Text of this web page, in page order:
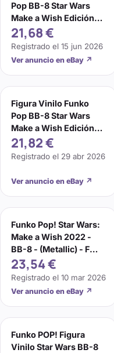
Pop BB-8 Star Wars
Make a Wish Edición
SE - Nuevo en caja
21,68 €
Registrado el 15 jun 2026
Ver anuncio en eBay ↗
Figura Vinilo Funko
Pop BB-8 Star Wars
Make a Wish Edición
SE
21,82 €
Registrado el 29 abr 2026
Ver anuncio en eBay ↗
Funko Pop! Star Wars:
Make a Wish 2022 -
BB-8 - (Metallic) - F
(Importación USA)
23,54 €
Registrado el 10 mar 2026
Ver anuncio en eBay ↗
Funko POP! Figura
Vinilo Star Wars BB-8